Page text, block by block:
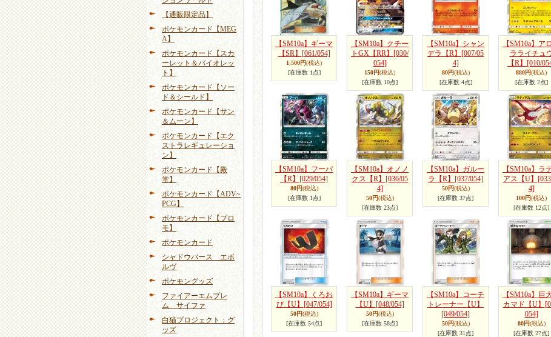
【通販限定品】
ポケモンカード【MEG
A】
ポケモンカード【スカ
ーレット＆バイオレッ
ト】
ポケモンカード【ソー
ド＆シールド】
ポケモンカード【サン
＆ムーン】
ポケモンカード【エク
ストラレギュレーショ
ン】
ポケモンカード【殿
堂】
ポケモンカード【ADV~
PCG】
ポケモンカード【プロ
モ】
ポケモンカード
シャドウバース エボ
ルヴ
ポケモングッズ
ファイアーエムブレ
ム サイファ
白猫プロジェクト：グ
ッズ
【SM10a】ギーマ
【SR】
[061/054]
1,500円(税込)
[在庫数 1点]
【SM10a】クチー
トGX【RR】 [030/
054]
150円(税込)
[在庫数 10点]
【SM10a】シャン
デラ【R】 [007/05
4]
80円(税込)
[在庫数 4点]
【SM10a】ア
ラライチュ
【R】 [010/
880円(税込)
[在庫数 2点]
【SM10a】フーパ
【R】 [029/054]
80円(税込)
[在庫数 1点]
【SM10a】オノノ
クス【R】 [036/05
4]
50円(税込)
[在庫数 23点]
【SM10a】ガルー
ラ【R】 [037/054]
50円(税込)
[在庫数 37点]
【SM10a】ラ
アス【U】
4]
100円(税込)
[在庫数 12点]
【SM10a】くろお
び【U】
[047/054]
50円(税込)
[在庫数 54点]
【SM10a】ギーマ
【U】
[048/054]
50円(税込)
[在庫数 58点]
【SM10a】コーチ
トレーナー【U】
[049/054]
50円(税込)
[在庫数 31点]
【SM10a】巨
カマド【U】
054]
80円(税込)
[在庫数 27点]